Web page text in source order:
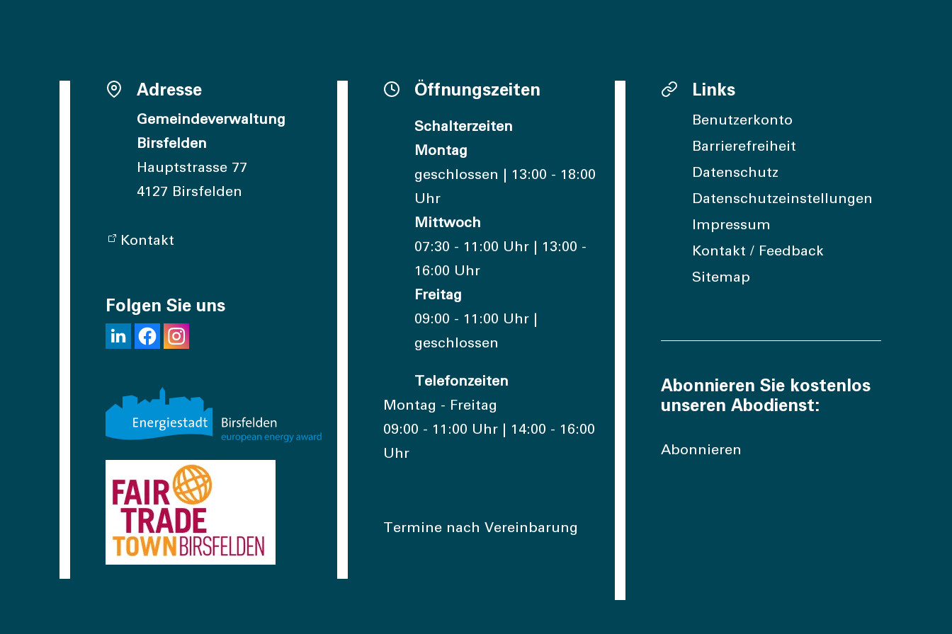
Adresse
Gemeindeverwaltung
Birsfelden
Hauptstrasse 77
4127 Birsfelden
Kontakt
Folgen Sie uns
Öffnungszeiten
Schalterzeiten
Montag
geschlossen | 13:00 - 18:00
Uhr
Mittwoch
07:30 - 11:00 Uhr | 13:00 -
16:00 Uhr
Freitag
09:00 - 11:00 Uhr |
geschlossen
Telefonzeiten
Montag - Freitag
09:00 - 11:00 Uhr | 14:00 - 16:00
Uhr
Termine nach Vereinbarung
Links
Benutzerkonto
Barrierefreiheit
Datenschutz
Datenschutzeinstellungen
Impressum
Kontakt / Feedback
Sitemap
Abonnieren Sie kostenlos
unseren Abodienst:
Abonnieren